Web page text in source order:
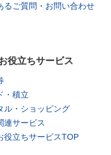
るご質問・お問い合わせ
役立ちサービス
・積立
ル・ショッピング
連サービス
役立ちサービスTOP